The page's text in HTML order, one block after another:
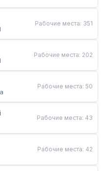
Рабочие места: 351
Рабочие места: 202
Рабочие места: 50
Рабочие места: 43
Рабочие места: 42